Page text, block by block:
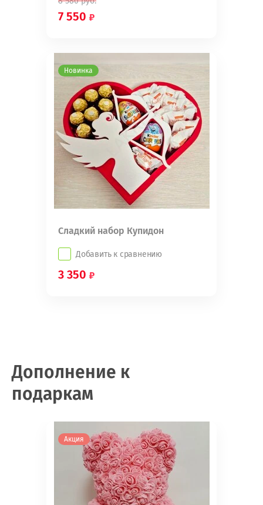
Дополнение к
подаркам
Акция
7 550
Новинка
Сладкий набор Купидон
Добавить к сравнению
3 350